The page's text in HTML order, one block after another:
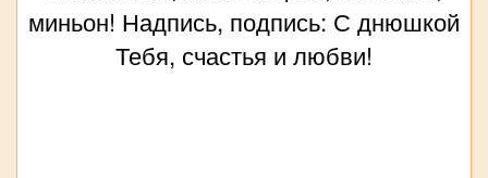
миньон! Надпись, подпись: С днюшкой
Тебя, счастья и любви!